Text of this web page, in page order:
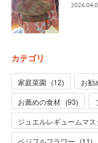
カテゴリ
家庭菜園 (12) お勧
お薦めの食材 (93)
ジュエルレギュームマス
ベジフルフラワー (11)